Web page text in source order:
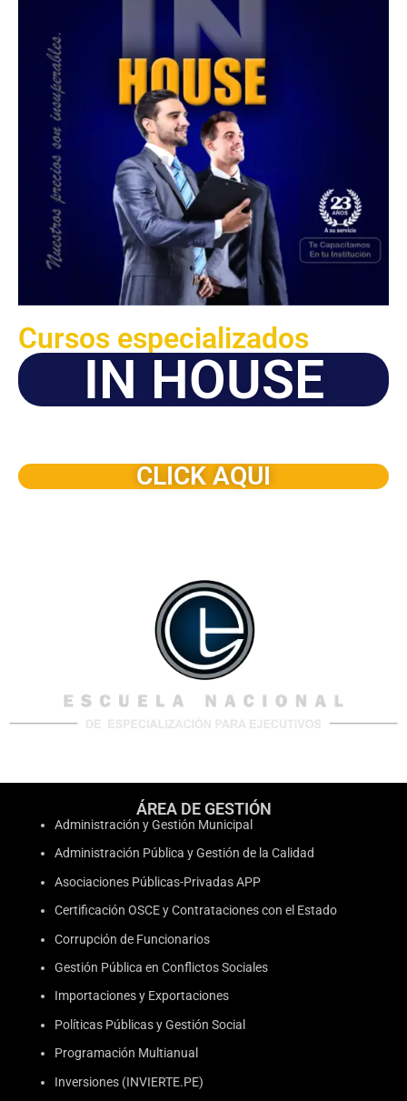
Cursos especializados
IN HOUSE
CLICK AQUI
ÁREA DE GESTIÓN
Administración y Gestión Municipal
Administración Pública y Gestión de la Calidad
Asociaciones Públicas-Privadas APP
Certificación OSCE y Contrataciones con el Estado
Corrupción de Funcionarios
Gestión Pública en Conflictos Sociales
Importaciones y Exportaciones
Políticas Públicas y Gestión Social
Programación Multianual
Inversiones (INVIERTE.PE)